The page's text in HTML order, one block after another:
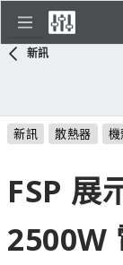
新訊
新訊 散熱器 機
FSP
2500W